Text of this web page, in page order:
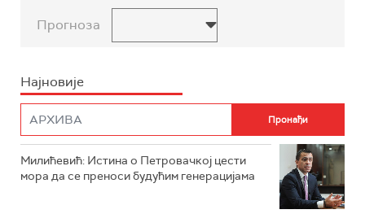
Прогноза
Најновије
Милићевић: Истина о Петровачкој цести
мора да се преноси будућим генерацијама